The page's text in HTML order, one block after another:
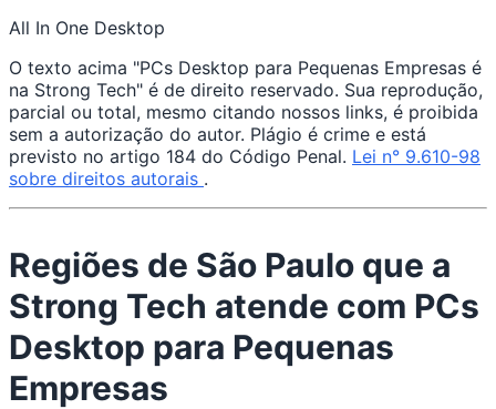
All In One Desktop
O texto acima "PCs Desktop para Pequenas Empresas é
na Strong Tech" é de direito reservado. Sua reprodução,
parcial ou total, mesmo citando nossos links, é proibida
sem a autorização do autor. Plágio é crime e está
previsto no artigo 184 do Código Penal. Lei n° 9.610-98
sobre direitos autorais .
Regiões de São Paulo que a
Strong Tech atende com PCs
Desktop para Pequenas
Empresas